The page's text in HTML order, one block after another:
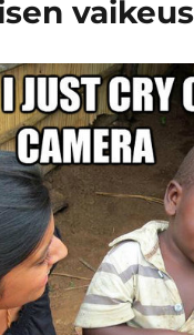
vaikeus